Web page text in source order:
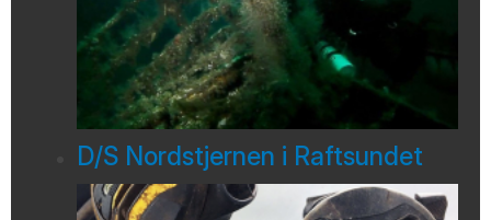
D/S Nordstjernen i Raftsundet